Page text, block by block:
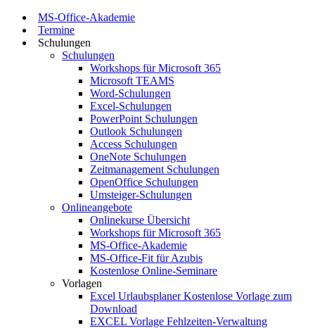
MS-Office-Akademie
Termine
Schulungen
Schulungen
Workshops für Microsoft 365
Microsoft TEAMS
Word-Schulungen
Excel-Schulungen
PowerPoint Schulungen
Outlook Schulungen
Access Schulungen
OneNote Schulungen
Zeitmanagement Schulungen
OpenOffice Schulungen
Umsteiger-Schulungen
Onlineangebote
Onlinekurse Übersicht
Workshops für Microsoft 365
MS-Office-Akademie
MS-Office-Fit für Azubis
Kostenlose Online-Seminare
Vorlagen
Excel Urlaubsplaner Kostenlose Vorlage zum
Download
EXCEL Vorlage Fehlzeiten-Verwaltung